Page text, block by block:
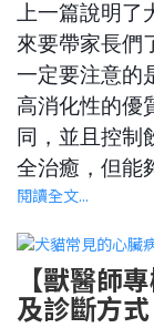
上一篇說明了
來要帶家長們
一定要注意的
高消化性的優
同，並且控制
全治癒，但能
閱讀全文...
【獸醫師
及診斷方式